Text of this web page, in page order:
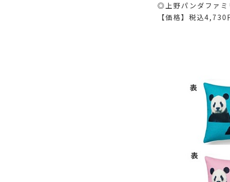
◎上野パンダファミ
【価格】税込4,730